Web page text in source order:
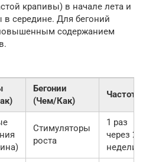
крапивы) в начале лета и
середине. Для бегоний
содержанием
Бегонии
(Чем/Как)
Частота
Стимуляторы
роста
1 раз
через 2
недели